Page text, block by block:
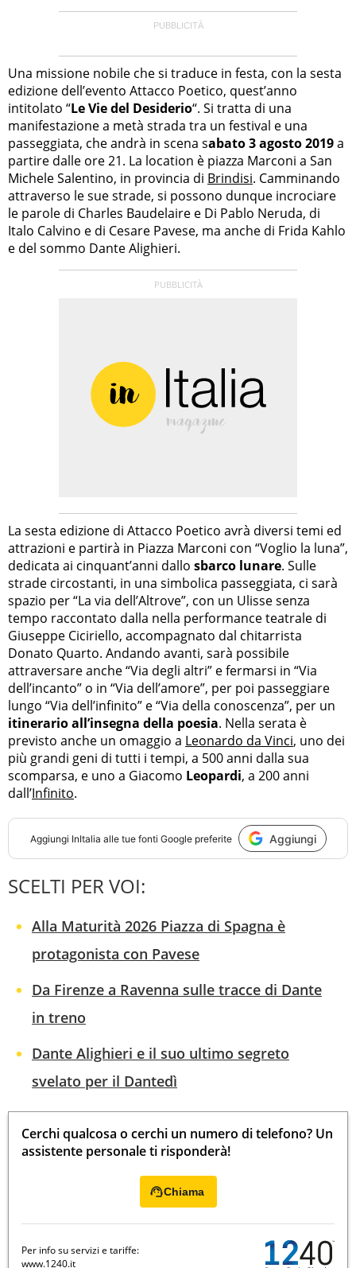
Una missione nobile che si traduce in festa, con la sesta
edizione dell’evento Attacco Poetico, quest’anno
intitolato “Le Vie del Desiderio“. Si tratta di una
manifestazione a metà strada tra un festival e una
passeggiata, che andrà in scena sabato 3 agosto 2019a
partire dalle ore 21. La location è piazza Marconi a San
Michele Salentino, in provincia di Brindisi. Camminando
attraverso le sue strade, si possono dunque incrociare
le parole di Charles Baudelaire e Di Pablo Neruda, di
Italo Calvino e di Cesare Pavese, ma anche di Frida Kahlo
e del sommo Dante Alighieri.
La sesta edizione di Attacco Poetico avrà diversi temi ed
attrazioni e partirà in Piazza Marconi con “Voglio la luna”,
dedicata ai cinquant’anni dallo sbarco lunare. Sulle
strade circostanti, in una simbolica passeggiata, ci sarà
spazio per “La via dell’Altrove”, con un Ulisse senza
tempo raccontato dalla nella performance teatrale di
Giuseppe Ciciriello, accompagnato dal chitarrista
Donato Quarto. Andando avanti, sarà possibile
attraversare anche “Via degli altri” e fermarsi in “Via
dell’incanto” o in “Via dell’amore”, per poi passeggiare
lungo “Via dell’infinito” e “Via della conoscenza”, per un
itinerario all’insegna della poesia. Nella serata è
previsto anche un omaggio a Leonardo da Vinci, uno dei
più grandi geni di tutti i tempi, a 500 anni dalla sua
scomparsa, e uno a Giacomo Leopardi, a 200 anni
dall’Infinito.
Aggiungi InItalia alle tue fonti Google preferite Aggiungi
SCELTI PER VOI:
Alla Maturità 2026 Piazza di Spagna è
protagonista con Pavese
Da Firenze a Ravenna sulle tracce di Dante
in treno
Dante Alighieri e il suo ultimo segreto
svelato per il Dantedì
Cerchi qualcosa o cerchi un numero di telefono? Un
assistente personale ti risponderà!
Chiama
Per info su servizi e tariffe:
www.1240.it